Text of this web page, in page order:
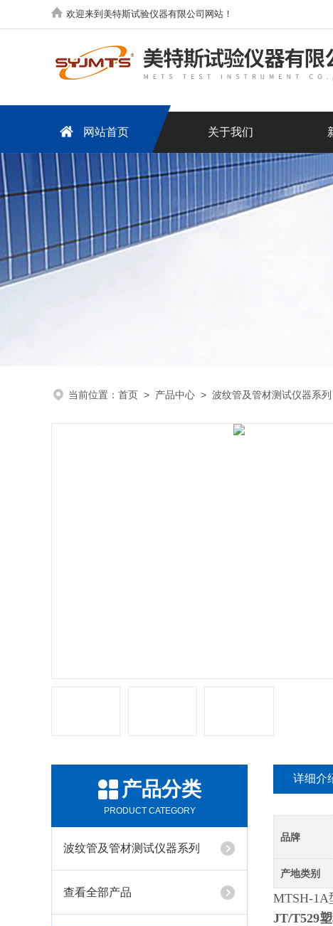
欢迎来到美特斯试验仪器有限公司网站！
网站首页 关于我们
当前位置： 首页 > 产品中心 > 波纹管及管材测试仪器系列
产品分类
PRODUCT CATEGORY
波纹管及管材测试仪器系列
查看全部产品
详细介
品牌
产地类别
MTSH-1A
JT/T529